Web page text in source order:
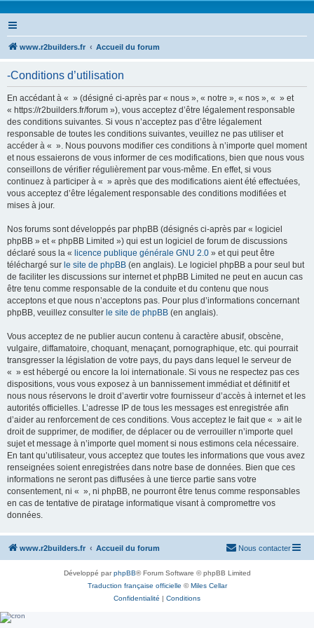
www.r2builders.fr Accueil du forum
-Conditions d’utilisation
En accédant à « » (désigné ci-après par « nous », « notre », « nos », « » et
« https://r2builders.fr/forum »), vous acceptez d’être légalement responsable
des conditions suivantes. Si vous n’acceptez pas d’être légalement
responsable de toutes les conditions suivantes, veuillez ne pas utiliser et
accéder à « ». Nous pouvons modifier ces conditions à n’importe quel moment
et nous essaierons de vous informer de ces modifications, bien que nous vous
conseillons de vérifier régulièrement par vous-même. En effet, si vous
continuez à participer à « » après que des modifications aient été effectuées,
vous acceptez d’être légalement responsable des conditions modifiées et
mises à jour.
Nos forums sont développés par phpBB (désignés ci-après par « logiciel
phpBB » et « phpBB Limited ») qui est un logiciel de forum de discussions
déclaré sous la « licence publique générale GNU 2.0 » et qui peut être
téléchargé sur le site de phpBB (en anglais). Le logiciel phpBB a pour seul but
de faciliter les discussions sur internet et phpBB Limited ne peut en aucun cas
être tenu comme responsable de la conduite et du contenu que nous
acceptons et que nous n’acceptons pas. Pour plus d’informations concernant
phpBB, veuillez consulter le site de phpBB (en anglais).
Vous acceptez de ne publier aucun contenu à caractère abusif, obscène,
vulgaire, diffamatoire, choquant, menaçant, pornographique, etc. qui pourrait
transgresser la législation de votre pays, du pays dans lequel le serveur de
« » est hébergé ou encore la loi internationale. Si vous ne respectez pas ces
dispositions, vous vous exposez à un bannissement immédiat et définitif et
nous nous réservons le droit d’avertir votre fournisseur d’accès à internet et les
autorités officielles. L’adresse IP de tous les messages est enregistrée afin
d’aider au renforcement de ces conditions. Vous acceptez le fait que « » ait le
droit de supprimer, de modifier, de déplacer ou de verrouiller n’importe quel
sujet et message à n’importe quel moment si nous estimons cela nécessaire.
En tant qu’utilisateur, vous acceptez que toutes les informations que vous avez
renseignées soient enregistrées dans notre base de données. Bien que ces
informations ne seront pas diffusées à une tierce partie sans votre
consentement, ni « », ni phpBB, ne pourront être tenus comme responsables
en cas de tentative de piratage informatique visant à compromettre vos
données.
www.r2builders.fr Accueil du forum Nous contacter
Développé parphpBB® Forum Software © phpBB Limited
Traduction française officielle ©Miles Cellar
Confidentialité | Conditions